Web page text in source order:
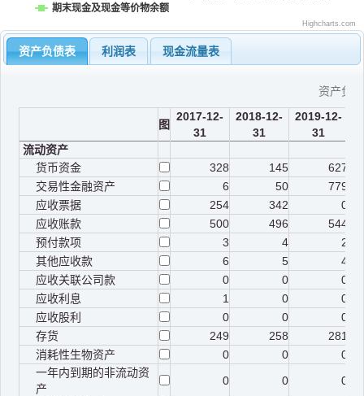
期末现金及现金等价物余额
Highcharts.com
资产负债表 利润表 现金流量表
资产负
图
2017-12-
31
2018-12-
31
2019-12-
31
流动资产
货币资金
328 145
627
交易性金融资产
6 50
779
应收票据
254 342
0
应收账款
500 496
544
预付款项
3 4
2
其他应收款
6 5
4
应收关联公司款
0 0
0
应收利息
1 0
0
应收股利
0 0
0
存货
249 258
281
消耗性生物资产
0 0
0
一年内到期的非流动资
产
0 0
0